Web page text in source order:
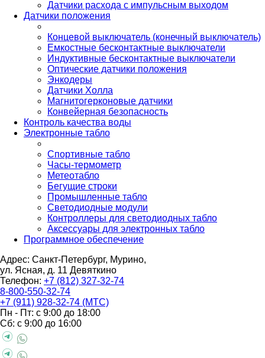
Датчики расхода с импульсным выходом
Датчики положения
Концевой выключатель (конечный выключатель)
Емкостные бесконтактные выключатели
Индуктивные бесконтактные выключатели
Оптические датчики положения
Энкодеры
Датчики Холла
Магнитогерконовые датчики
Конвейерная безопасность
Контроль качества воды
Электронные табло
Спортивные табло
Часы-термометр
Метеотабло
Бегущие строки
Промышленные табло
Светодиодные модули
Контроллеры для светодиодных табло
Аксессуары для электронных табло
Программное обеспечение
Адрес: Санкт-Петербург, Мурино,
ул. Ясная, д. 11 Девяткино
Телефон: +7 (812) 327-32-74
8-800-550-32-74
+7 (911) 928-32-74 (МТС)
Пн - Пт: с 9:00 до 18:00
Сб: с 9:00 до 16:00